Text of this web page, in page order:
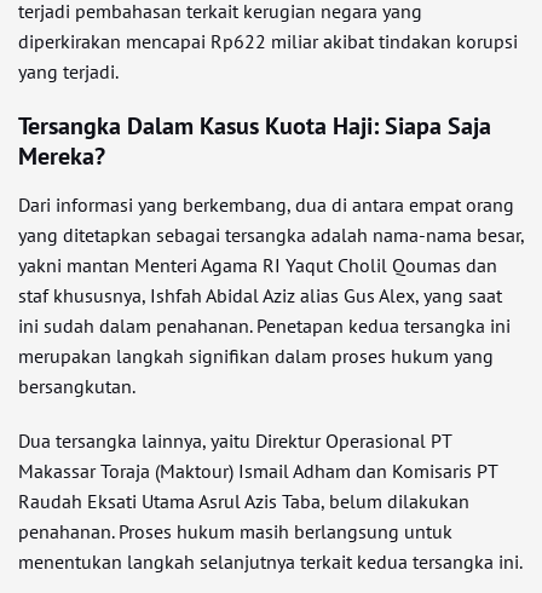
terjadi pembahasan terkait kerugian negara yang
diperkirakan mencapai Rp622 miliar akibat tindakan korupsi
yang terjadi.
Tersangka Dalam Kasus Kuota Haji: Siapa Saja
Mereka?
Dari informasi yang berkembang, dua di antara empat orang
yang ditetapkan sebagai tersangka adalah nama-nama besar,
yakni mantan Menteri Agama RI Yaqut Cholil Qoumas dan
staf khususnya, Ishfah Abidal Aziz alias Gus Alex, yang saat
ini sudah dalam penahanan. Penetapan kedua tersangka ini
merupakan langkah signifikan dalam proses hukum yang
bersangkutan.
Dua tersangka lainnya, yaitu Direktur Operasional PT
Makassar Toraja (Maktour) Ismail Adham dan Komisaris PT
Raudah Eksati Utama Asrul Azis Taba, belum dilakukan
penahanan. Proses hukum masih berlangsung untuk
menentukan langkah selanjutnya terkait kedua tersangka ini.